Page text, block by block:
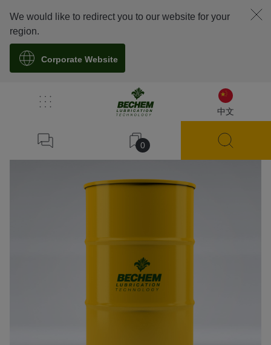
中文
0
We would like to redirect you to our website for your
region.
Corporate Website
溯源